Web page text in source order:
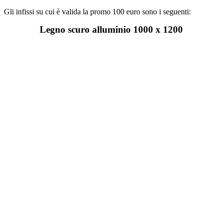
Gli infissi su cui è valida la promo 100 euro sono i seguenti:
Legno scuro alluminio 1000 x 1200